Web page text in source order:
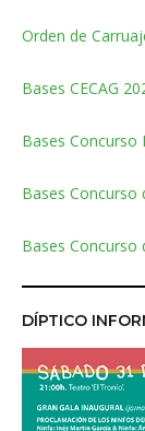
Orden de
Bases CECAG
Bases Concurso
Bases Concurso
Bases Concurso
DÍPTICO